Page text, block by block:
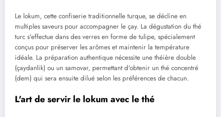
Le lokum, cette confiserie traditionnelle turque, se décline en
multiples saveurs pour accompagner le çay. La dégustation du thé
turc s'effectue dans des verres en forme de tulipe, spécialement
conçus pour préserver les arômes et maintenir la température
idéale. La préparation authentique nécessite une théière double
(çaydanlik) ou un samovar, permettant d'obtenir un thé concentré
(dem) qui sera ensuite dilué selon les préférences de chacun.
L'art de servir le lokum avec le thé